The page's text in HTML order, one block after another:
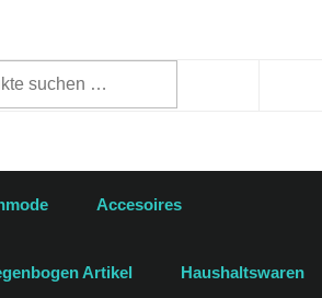
Accesoires
Artikel Haushaltswaren